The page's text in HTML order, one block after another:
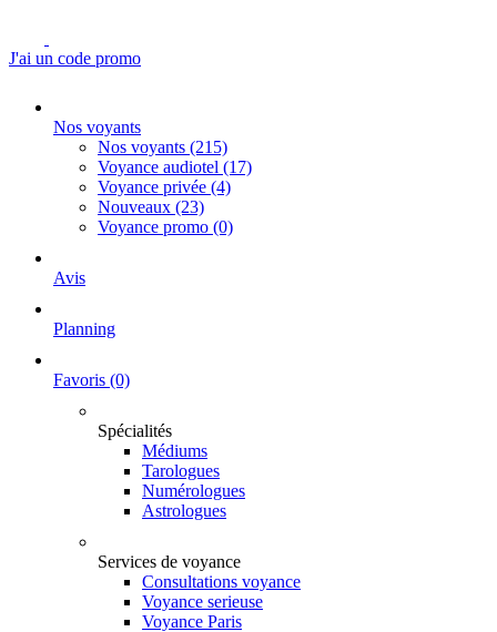
J'ai un code promo
Nos voyants
Nos voyants (215)
Voyance audiotel (17)
Voyance privée (4)
Nouveaux (23)
Voyance promo (0)
Avis
Planning
Favoris (0)
Spécialités
Médiums
Tarologues
Numérologues
Astrologues
Services de voyance
Consultations voyance
Voyance serieuse
Voyance Paris